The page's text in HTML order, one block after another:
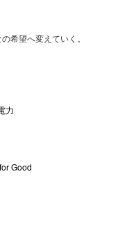
希望へ変えていく。
力
Good